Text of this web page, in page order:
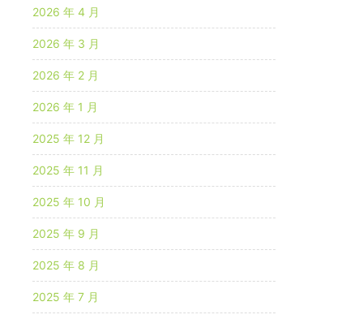
2026 年 4 月
2026 年 3 月
2026 年 2 月
2026 年 1 月
2025 年 12 月
2025 年 11 月
2025 年 10 月
2025 年 9 月
2025 年 8 月
2025 年 7 月